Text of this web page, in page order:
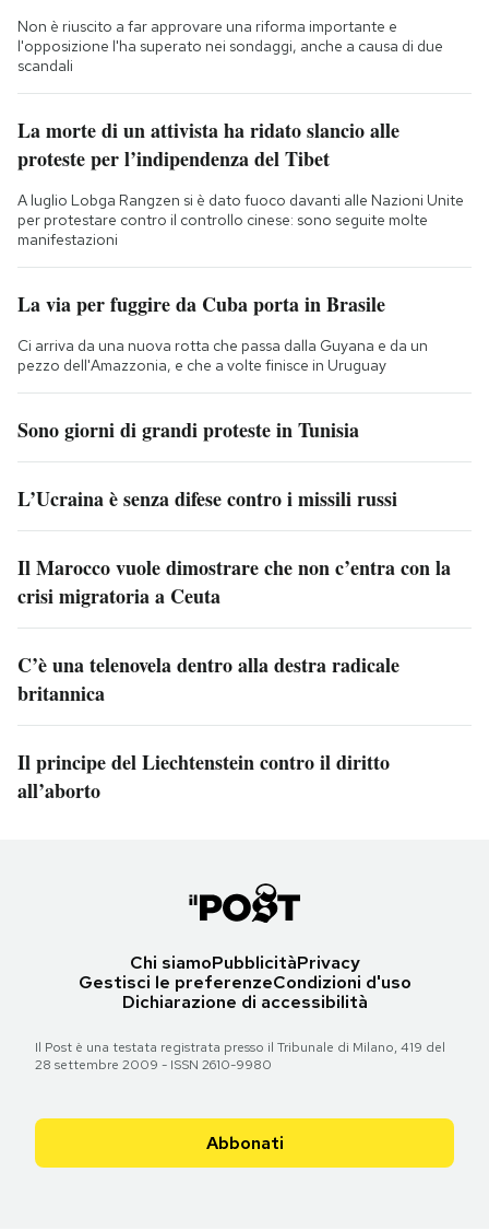
Non è riuscito a far approvare una riforma importante e
l'opposizione l'ha superato nei sondaggi, anche a causa di due
scandali
La morte di un attivista ha ridato slancio alle
proteste per l’indipendenza del Tibet
A luglio Lobga Rangzen si è dato fuoco davanti alle Nazioni Unite
per protestare contro il controllo cinese: sono seguite molte
manifestazioni
La via per fuggire da Cuba porta in Brasile
Ci arriva da una nuova rotta che passa dalla Guyana e da un
pezzo dell'Amazzonia, e che a volte finisce in Uruguay
Sono giorni di grandi proteste in Tunisia
L’Ucraina è senza difese contro i missili russi
Il Marocco vuole dimostrare che non c’entra con la
crisi migratoria a Ceuta
C’è una telenovela dentro alla destra radicale
britannica
Il principe del Liechtenstein contro il diritto
all’aborto
Chi siamoPubblicitàPrivacy
Gestisci le preferenzeCondizioni d'uso
Dichiarazione di accessibilità
Il Post è una testata registrata presso il Tribunale di Milano, 419 del
28 settembre 2009 - ISSN 2610-9980
Abbonati